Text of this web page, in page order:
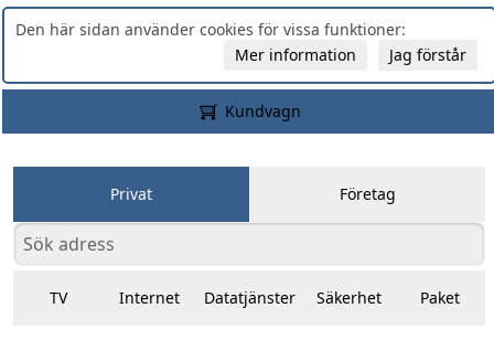
Den här sidan använder cookies för vissa funktioner:
Jag förstår
Mer information
Kundvagn
Privat Företag
TV Internet Datatjänster Säkerhet Paket